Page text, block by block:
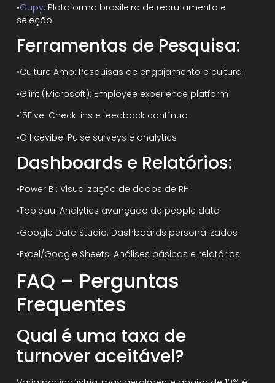
•Gupy: Plataforma brasileira de recrutamento e
seleção
Ferramentas de Pesquisa:
•Culture Amp: Pesquisas de engajamento e cultura
•Glint (Microsoft): Employee experience platform
•15Five: Check-ins e feedback contínuo
•Officevibe: Pulse surveys e analytics
Dashboards e Relatórios:
•Power BI: Visualização de dados de RH
•Tableau: Analytics avançado de people data
•Google Data Studio: Dashboards personalizados
•Excel/Google Sheets: Análises básicas e relatórios
FAQ – Perguntas
Frequentes
Qual é uma taxa de
turnover aceitável?